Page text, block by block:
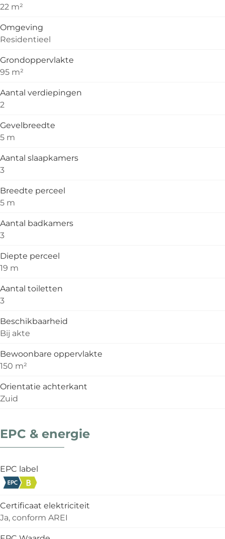
22 m²
Omgeving
Residentieel
Grondoppervlakte
95 m²
Aantal verdiepingen
2
Gevelbreedte
5 m
Aantal slaapkamers
3
Breedte perceel
5 m
Aantal badkamers
3
Diepte perceel
19 m
Aantal toiletten
3
Beschikbaarheid
Bij akte
Bewoonbare oppervlakte
150 m²
Orientatie achterkant
Zuid
EPC & energie
EPC label
Certificaat elektriciteit
Ja, conform AREI